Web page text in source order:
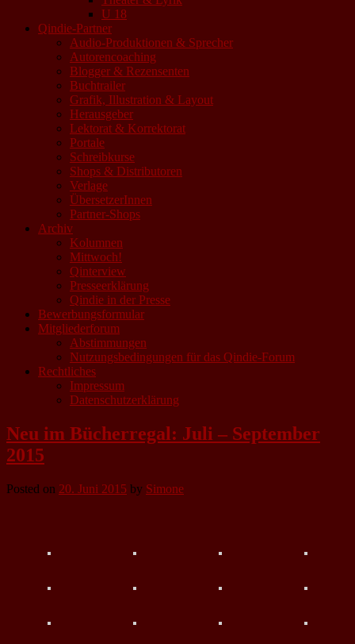
U 18
Qindie-Partner
Audio-Produktionen & Sprecher
Autorencoaching
Blogger & Rezensenten
Buchtrailer
Grafik, Illustration & Layout
Herausgeber
Lektorat & Korrektorat
Portale
Schreibkurse
Shops & Distributoren
Verlage
ÜbersetzerInnen
Partner-Shops
Archiv
Kolumnen
Mittwoch!
Qinterview
Presseerklärung
Qindie in der Presse
Bewerbungsformular
Mitgliederforum
Abstimmungen
Nutzungsbedingungen für das Qindie-Forum
Rechtliches
Impressum
Datenschutzerklärung
Neu im Bücherregal: Juli – September
2015
Posted on 20. Juni 2015 by Simone